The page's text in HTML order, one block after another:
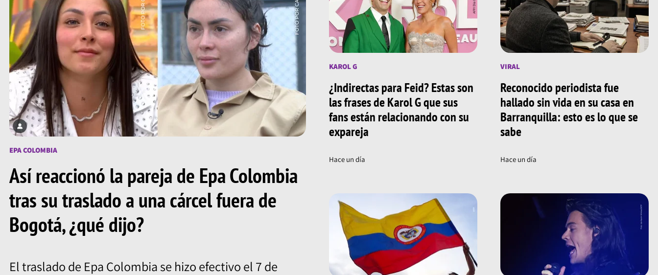
EPA COLOMBIA
Así reaccionó la pareja de Epa Colombia
tras su traslado a una cárcel fuera de
Bogotá, ¿qué dijo?
El traslado de Epa Colombia se hizo efectivo el 7 de
KAROL G
¿Indirectas para Feid? Estas son
las frases de Karol G que sus
fans están relacionando con su
expareja
Hace un día
VIRAL
Reconocido periodista fue
hallado sin vida en su casa en
Barranquilla: esto es lo que se
sabe
Hace un día